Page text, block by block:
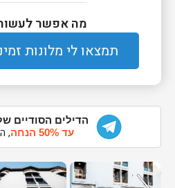
מה אפשר
תמצאו לי מלונות
הדילים הסודיים
עד 50% הנחה
,